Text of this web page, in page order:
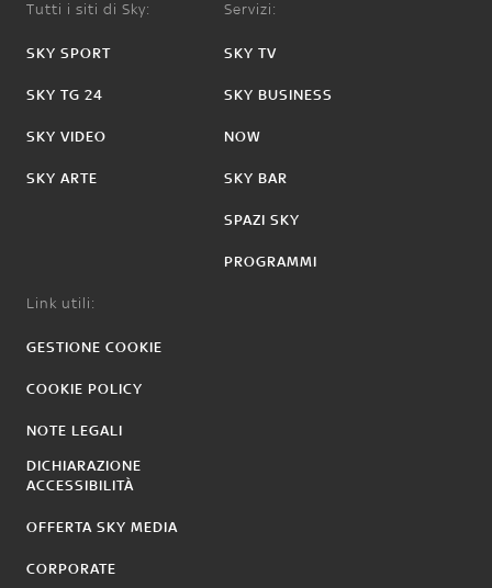
Tutti i siti di Sky:
SKY SPORT
SKY TG 24
SKY VIDEO
SKY ARTE
Servizi:
SKY TV
SKY BUSINESS
NOW
SKY BAR
SPAZI SKY
PROGRAMMI
Link utili:
GESTIONE COOKIE
COOKIE POLICY
NOTE LEGALI
DICHIARAZIONE
ACCESSIBILITÀ
OFFERTA SKY MEDIA
CORPORATE